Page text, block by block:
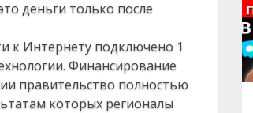
деньги только после
к Интернету подключено 1
Финансирование
правительство полностью
которых регионалы